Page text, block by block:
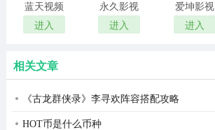
蓝天视频
免费无广
告追剧
进入
永久影视
电视版
进入
爱坤影视
官网入口
进入
相关文章
《古龙群侠录》李寻欢阵容搭配攻略
HOT币是什么币种